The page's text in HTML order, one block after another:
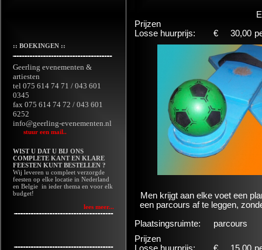
:: BOEKINGEN ::
Geerling evenementen &
artiesten
tel 075 614 74 71 / 043 601
0345
fax 075 614 74 72 / 043 601
6252
info@geerling-evenementen.nl
stuur een mail..
WIST U DAT U BIJ ONS
COMPLETE KANT EN KLARE
FEESTEN KUNT BESTELLEN ?
Wij leveren u compleet verzorgde
feesten op elke locatie in Nederland
en Belgie in ieder thema en voor elk
budget!
lees meer...
Prijzen
Losse huurprijs:
€ 30,00
Men krijgt aan elke voet een
een parcours af te leggen,
Plaatsingsruimte:
parcours
Prijzen